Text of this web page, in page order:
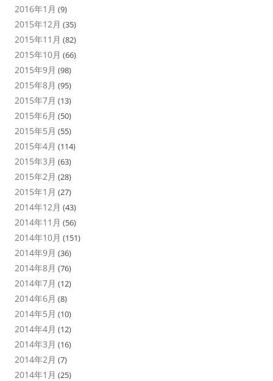
2016年1月 (9)
2015年12月 (35)
2015年11月 (82)
2015年10月 (66)
2015年9月 (98)
2015年8月 (95)
2015年7月 (13)
2015年6月 (50)
2015年5月 (55)
2015年4月 (114)
2015年3月 (63)
2015年2月 (28)
2015年1月 (27)
2014年12月 (43)
2014年11月 (56)
2014年10月 (151)
2014年9月 (36)
2014年8月 (76)
2014年7月 (12)
2014年6月 (8)
2014年5月 (10)
2014年4月 (12)
2014年3月 (16)
2014年2月 (7)
2014年1月 (25)